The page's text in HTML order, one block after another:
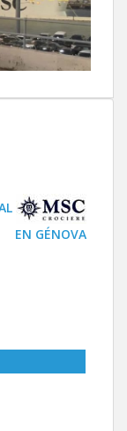
EN GÉNOVA